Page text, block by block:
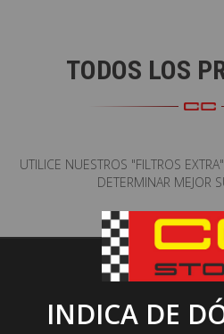
INDICA DE
TODOS LOS
UTILICE NUESTROS "FILTROS
DETERMINAR MEJOR